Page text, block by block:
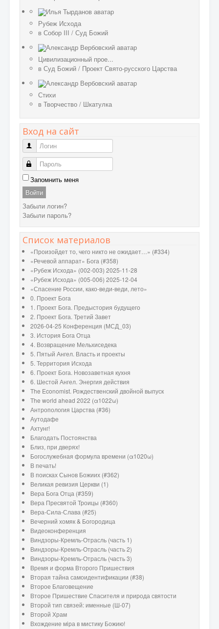
Рубеж Исхода
в Собор III / Суд Божий
Цивилизационный прое...
в Суд Божий / Проект Свято-русского Царства
Стихи
в Творчество / Шкатулка
Вход на сайт
Логин
Пароль
Запомнить меня
Войти
Забыли логин?
Забыли пароль?
Список материалов
«Произойдет то, чего никто не ожидает…» (#334)
«Речевой аппарат» Бога (#358)
«Рубеж Исхода» (002-003) 2025-11-28
«Рубеж Исхода» (005-006) 2025-12-04
«Спасение России, како-веди-веди, лето»
0. Проект Бога
1. Проект Бога. Предыстория будущего
2. Проект Бога. Третий Завет
2026-04-25 Конференция (МСД_03)
3. История Бога Отца
4. Возвращение Мельхиседека
5. Пятый Ангел. Власть и проекты
5. Территория Исхода
6. Проект Бога. Новозаветная кухня
6. Шестой Ангел. Энергия действия
The Economist. Рождественский двойной выпуск
The world ahead 2022 (α1022ω)
Антропология Царства (#36)
Аутодафе
Ахтунг!
Благодать Постоянства
Близ, при дверях!
Богослужебная формула времени (α1020ω)
В печать!
В поисках Сынов Божиих (#362)
Великая ревизия Церкви (1)
Вера Бога Отца (#359)
Вера Пресвятой Троицы (#360)
Вера-Сила-Слава (#25)
Вечерний хомяк & Богородица
Видеоконференция
Виндзоры-Кремль-Отрасль (часть 1)
Виндзоры-Кремль-Отрасль (часть 2)
Виндзоры-Кремль-Отрасль (часть 3)
Время и форма Второго Пришествия
Вторая тайна самоидентификации (#38)
Второе Благовещение
Второе Пришествие Спасителя и природа святости
Второй тип связей: именные (Ш-07)
Второй Храм
Вхождение мiра в мистику Божию!